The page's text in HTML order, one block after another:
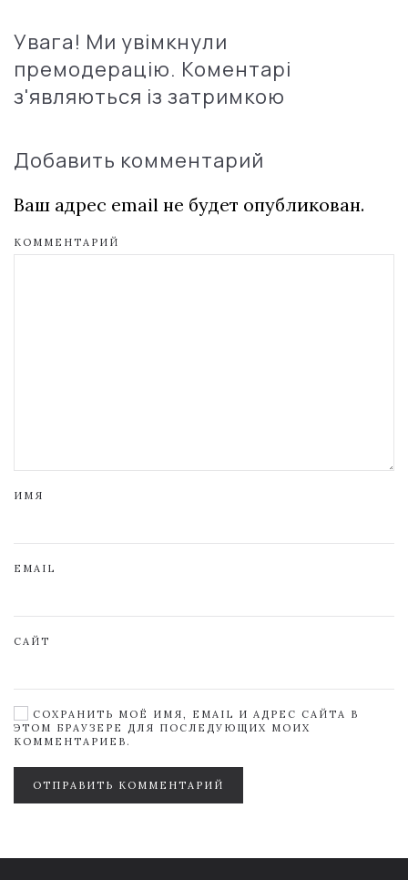
Увага! Ми увімкнули
премодерацію. Коментарі
з'являються із затримкою
Добавить комментарий
Ваш адрес email не будет опубликован.
КОММЕНТАРИЙ
ИМЯ
EMAIL
САЙТ
СОХРАНИТЬ МОЁ ИМЯ, EMAIL И АДРЕС САЙТА В
ЭТОМ БРАУЗЕРЕ ДЛЯ ПОСЛЕДУЮЩИХ МОИХ
КОММЕНТАРИЕВ.
ОТПРАВИТЬ КОММЕНТАРИЙ